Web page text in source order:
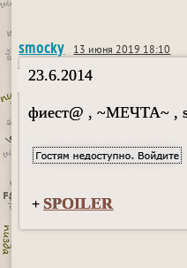
smocky 13 июня 2019 18:10
23.6.2014
фиест@ , ~МЕЧТА~ ,
+ SPOILER